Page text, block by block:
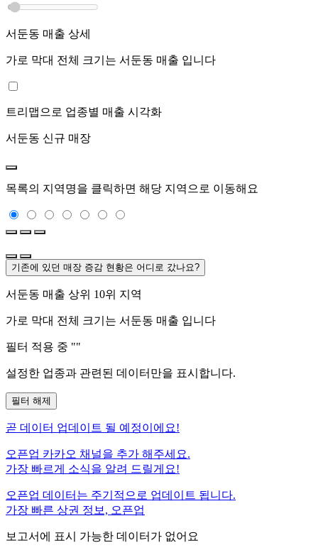
서둔동 매출 상세
가로 막대 전체 크기는 서둔동 매출 입니다
트리맵으로 업종별 매출 시각화
서둔동 신규 매장
목록의 지역명을 클릭하면 해당 지역으로 이동해요
기존에 있던 매장 증감 현황은 어디로 갔나요?
서둔동 매출 상위 10위 지역
가로 막대 전체 크기는 서둔동 매출 입니다
필터 적용 중 ""
설정한 업종과 관련된 데이터만을 표시합니다.
필터 해제
곧 데이터 업데이트 될 예정이에요!
오픈업 카카오 채널을 추가 해주세요.
가장 빠르게 소식을 알려 드릴게요!
오픈업 데이터는 주기적으로 업데이트 됩니다.
가장 빠른 상권 정보, 오픈업
보고서에 표시 가능한 데이터가 없어요